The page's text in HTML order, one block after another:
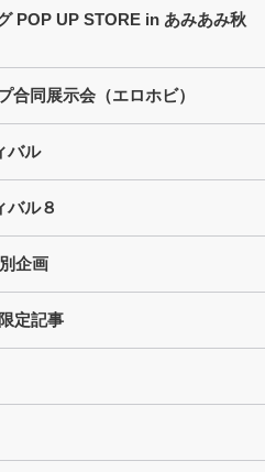
POP UP STORE in あみあみ秋
合同展示会（エロホビ）
バル
バル８
企画
定記事